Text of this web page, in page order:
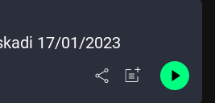
17/01/2023